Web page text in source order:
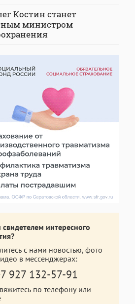
Костин станет
министром
свидетелем интересного
с нами новостью, фото
в мессенджерах:
927 132-57-91
по телефону или